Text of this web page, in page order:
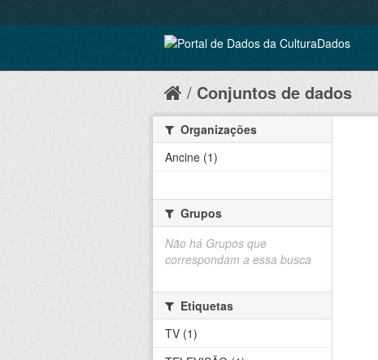
Conjuntos de dados
Organizações
Ancine (1)
Grupos
Não há Grupos que
correspondam a essa busca
Etiquetas
TV (1)